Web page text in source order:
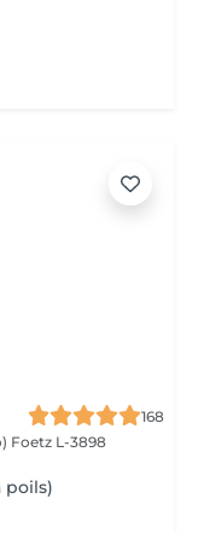
168
Foetz L-3898
poils)